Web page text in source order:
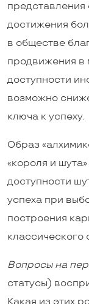
представления
достижения
в обществе
продвижения в
доступности
возможно
ключа к успеху.
Образ
«короля и
доступности
успеха при
построения
классического
Вопросы на
статусы)